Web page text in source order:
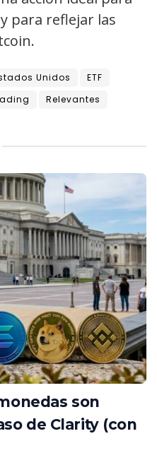
para reflejar las
Unidos
ETF
Relevantes
son
de Clarity (con